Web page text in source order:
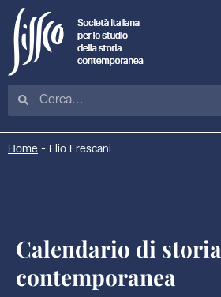
Home - Elio Frescani
Calendario di storia
contemporanea